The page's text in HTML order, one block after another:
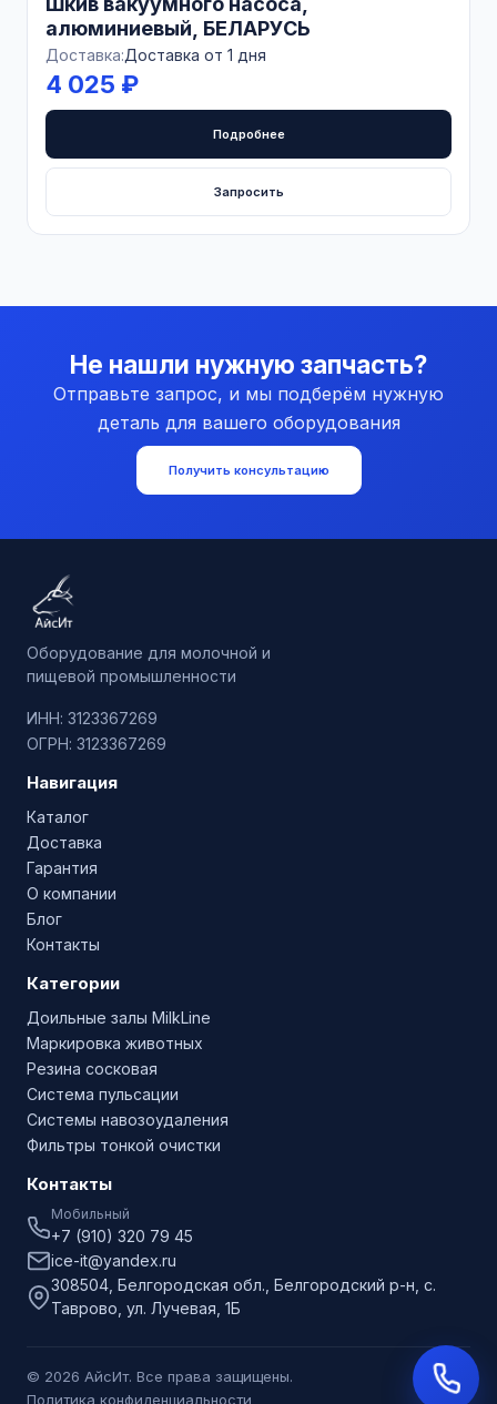
алюминиевый, БЕЛАРУСЬ
Доставка:Доставка от 1 дня
4 025 ₽
Подробнее
Запросить
Не нашли нужную запчасть?
Отправьте запрос, и мы подберём нужную
деталь для вашего оборудования
Получить консультацию
Оборудование для молочной и
пищевой промышленности
ИНН: 3123367269
ОГРН: 3123367269
Навигация
Каталог
Доставка
Гарантия
О компании
Блог
Контакты
Категории
Доильные залы MilkLine
Маркировка животных
Резина сосковая
Система пульсации
Системы навозоудаления
Фильтры тонкой очистки
Контакты
Мобильный
+7 (910) 320 79 45
ice-it@yandex.ru
308504, Белгородская обл., Белгородский р-н, с.
Таврово, ул. Лучевая, 1Б
© 2026 АйсИт. Все права защищены.
Политика конфиденциальности